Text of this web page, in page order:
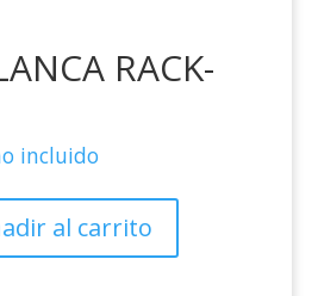
RACK-
incluido
al carrito